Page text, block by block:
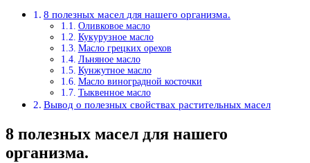
8 полезных масел для нашего организма.
Оливковое масло
Кукурузное масло
Масло грецких орехов
Льняное масло
Кунжутное масло
Масло виноградной косточки
Тыквенное масло
Вывод о полезных свойствах растительных масел
8 полезных масел для нашего
организма.